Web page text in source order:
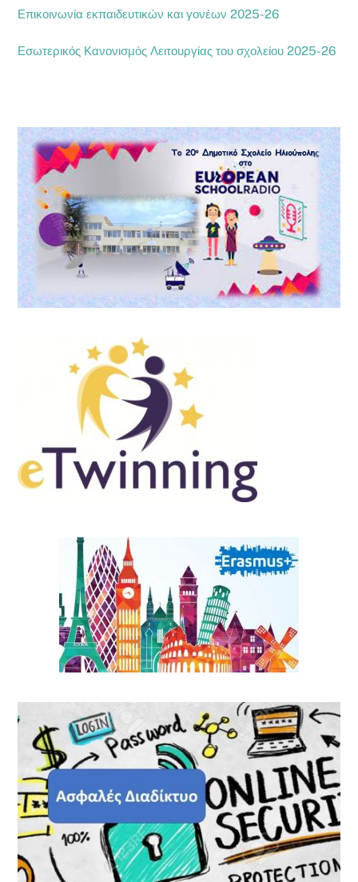
Επικοινωνία εκπαιδευτικών και γονέων 2025-26
Εσωτερικός Κανονισμός Λειτουργίας του σχολείου 2025-26